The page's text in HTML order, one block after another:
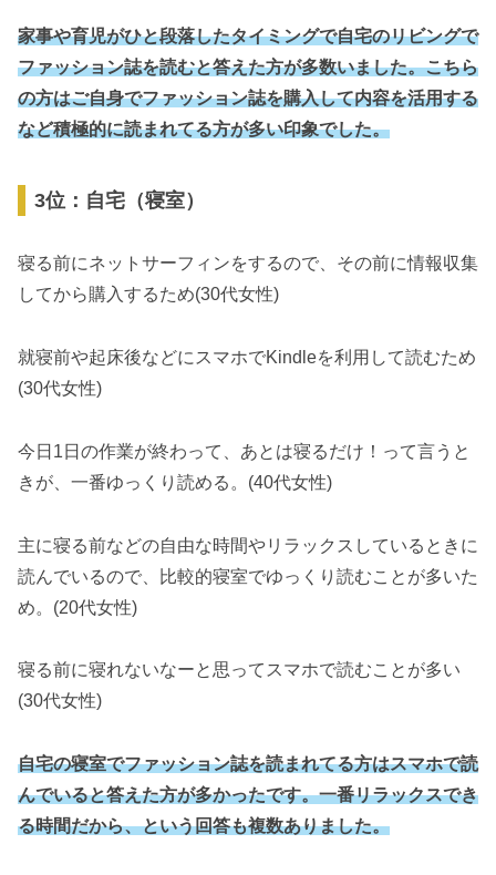
家事や育児がひと段落したタイミングで自宅のリビングで
ファッション誌を読むと答えた方が多数いました。こちら
の方はご自身でファッション誌を購入して内容を活用する
など積極的に読まれてる方が多い印象でした。
3位：自宅（寝室）
寝る前にネットサーフィンをするので、その前に情報収集
してから購入するため(30代女性)
就寝前や起床後などにスマホでKindleを利用して読むため
(30代女性)
今日1日の作業が終わって、あとは寝るだけ！って言うと
きが、一番ゆっくり読める。(40代女性)
主に寝る前などの自由な時間やリラックスしているときに
読んでいるので、比較的寝室でゆっくり読むことが多いた
め。(20代女性)
寝る前に寝れないなーと思ってスマホで読むことが多い
(30代女性)
自宅の寝室でファッション誌を読まれてる方はスマホで読
んでいると答えた方が多かったです。一番リラックスでき
る時間だから、という回答も複数ありました。